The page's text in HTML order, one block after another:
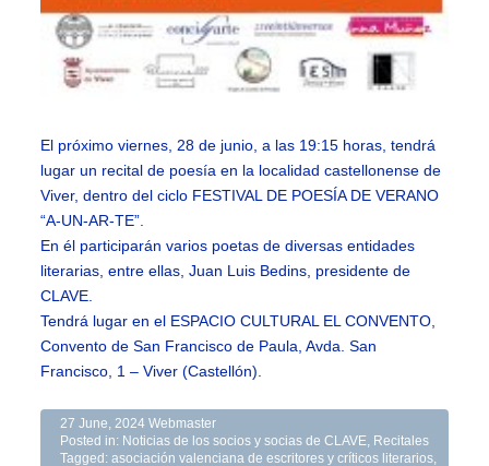
El próximo viernes, 28 de junio, a las 19:15 horas, tendrá
lugar un recital de poesía en la localidad castellonense de
Viver, dentro del ciclo FESTIVAL DE POESÍA DE VERANO
“A-UN-AR-TE”.
En él participarán varios poetas de diversas entidades
literarias, entre ellas, Juan Luis Bedins, presidente de
CLAVE.
Tendrá lugar en el ESPACIO CULTURAL EL CONVENTO,
Convento de San Francisco de Paula, Avda. San
Francisco, 1 – Viver (Castellón).
27 June, 2024 Webmaster
Posted in: Noticias de los socios y socias de CLAVE
Recitales
Tagged:asociación valenciana de escritores y críticos literarios